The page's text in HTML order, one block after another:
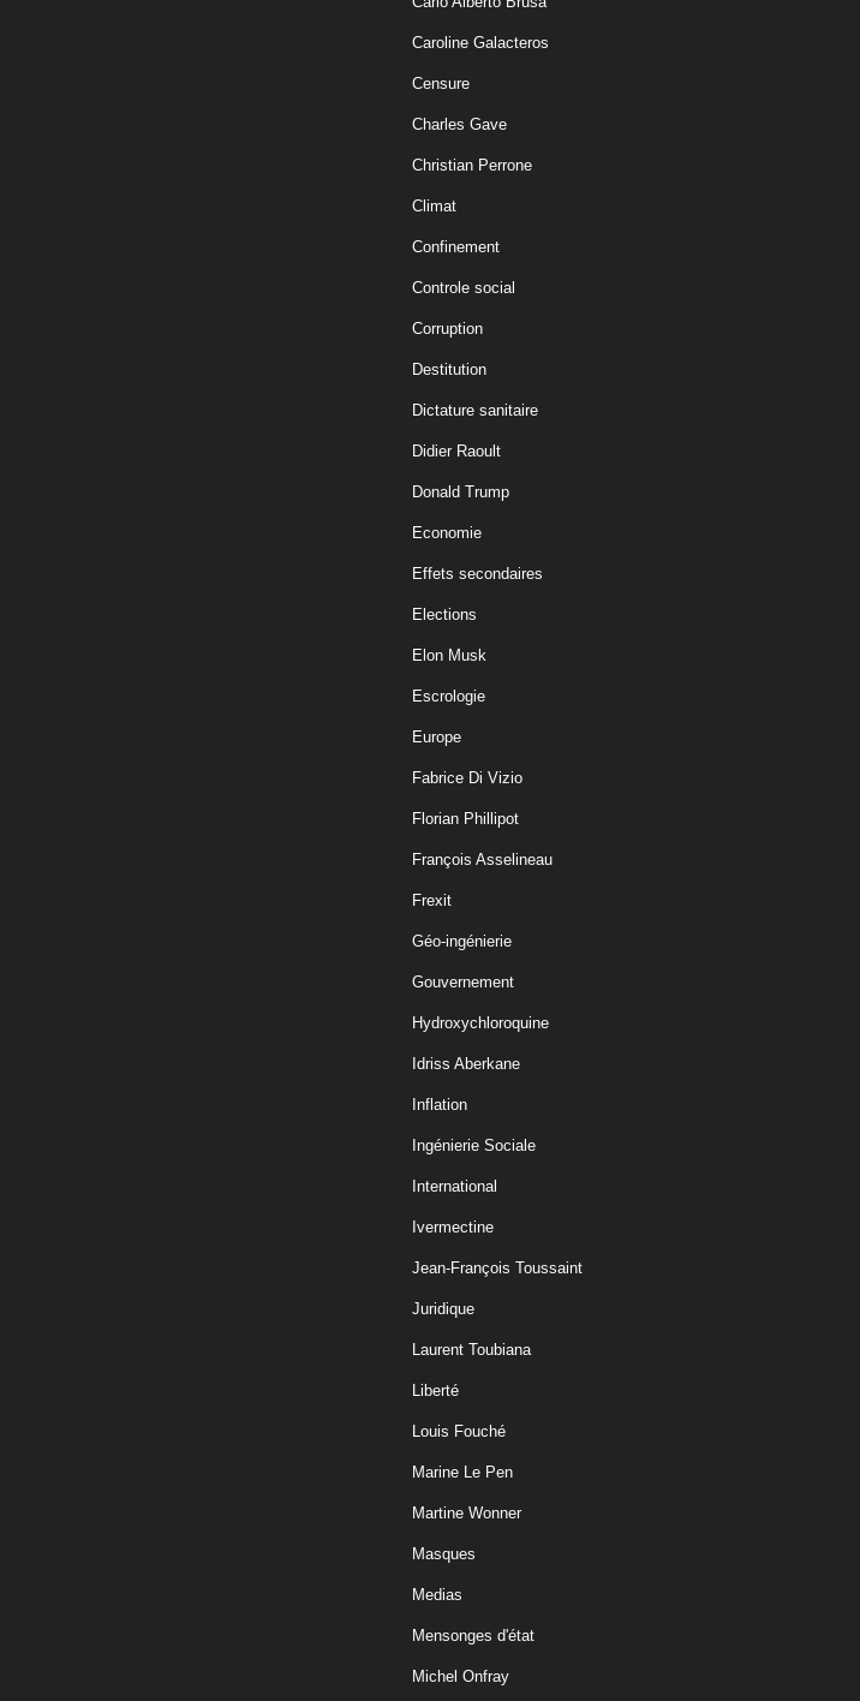
Caroline Galacteros
Censure
Charles Gave
Christian Perrone
Climat
Confinement
Controle social
Corruption
Destitution
Dictature sanitaire
Didier Raoult
Donald Trump
Economie
Effets secondaires
Elections
Elon Musk
Escrologie
Europe
Fabrice Di Vizio
Florian Phillipot
François Asselineau
Frexit
Géo-ingénierie
Gouvernement
Hydroxychloroquine
Idriss Aberkane
Inflation
Ingénierie Sociale
International
Ivermectine
Jean-François Toussaint
Juridique
Laurent Toubiana
Liberté
Louis Fouché
Marine Le Pen
Martine Wonner
Masques
Medias
Mensonges d'état
Michel Onfray